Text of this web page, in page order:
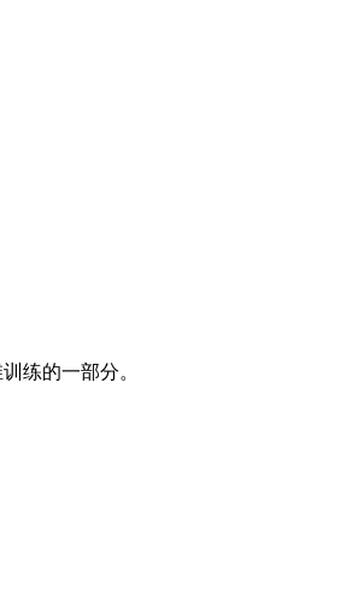
练的一部分。